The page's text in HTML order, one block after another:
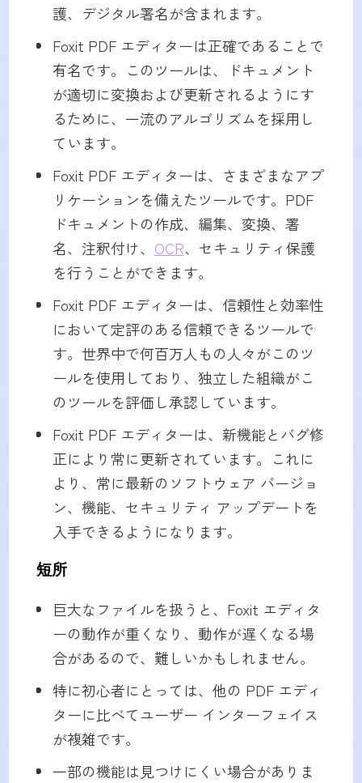
護、デジタル署名が含まれます。
Foxit PDF エディターは正確であることで
有名です。このツールは、ドキュメント
が適切に変換および更新されるようにす
るために、一流のアルゴリズムを採用し
ています。
Foxit PDF エディターは、さまざまなアプ
リケーションを備えたツールです。PDF
ドキュメントの作成、編集、変換、署
名、注釈付け、 OCR、セキュリティ保護
を行うことができます。
Foxit PDF エディターは、信頼性と効率性
において定評のある信頼できるツールで
す。世界中で何百万人もの人々がこのツ
ールを使用しており、独立した組織がこ
のツールを評価し承認しています。
Foxit PDF エディターは、新機能とバグ修
正により常に更新されています。これに
より、常に最新のソフトウェア バージョ
ン、機能、セキュリティ アップデートを
入手できるようになります。
短所
巨大なファイルを扱うと、Foxit エディタ
ーの動作が重くなり、動作が遅くなる場
合があるので、難しいかもしれません。
特に初心者にとっては、他の PDF エディ
ターに比べてユーザー インターフェイス
が複雑です。
一部の機能は見つけにくい場合がありま